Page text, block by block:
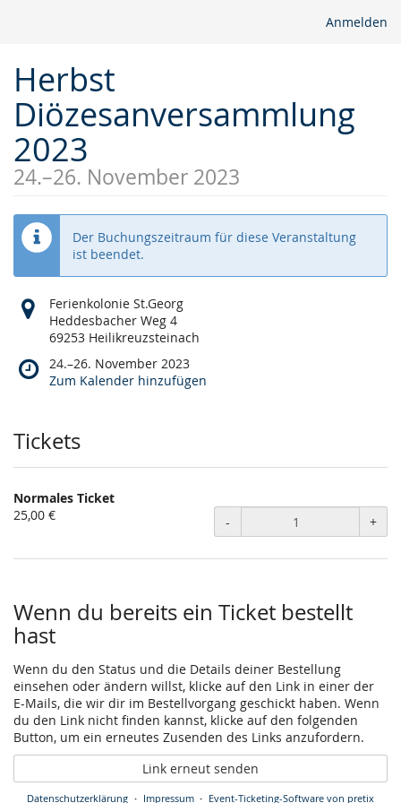
Anmelden
Herbst
Diözesanversammlung
2023
24.–26. November 2023
Der Buchungszeitraum für diese Veranstaltung
ist beendet.
Wo
findet
diese
statt?
Ferienkolonie St.Georg
Heddesbacher Weg 4
69253 Heilikreuzsteinach
Wann
findet
statt?
24.–26. November 2023
Zum Kalender hinzufügen
Tickets
Normales Ticket
25,00 €
- +
Wenn du bereits ein Ticket bestellt
hast
Wenn du den Status und die Details deiner Bestellung
einsehen oder ändern willst, klicke auf den Link in einer der
E-Mails, die wir dir im Bestellvorgang geschickt haben. Wenn
du den Link nicht finden kannst, klicke auf den folgenden
Button, um ein erneutes Zusenden des Links anzufordern.
Link erneut senden
Datenschutzerklärung Impressum Event-Ticketing-Software von pretix